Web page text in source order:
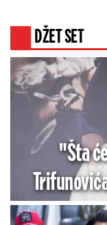
DŽET SET
"Šta
što se